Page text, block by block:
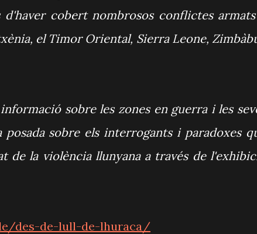
d'haver cobert nombrosos conflictes
el Timor Oriental, Sierra Leone,
sobre les zones en guerra i les
posada sobre els interrogants i paradoxes
de la violència llunyana a través de
des-de-lull-de-lhuraca/